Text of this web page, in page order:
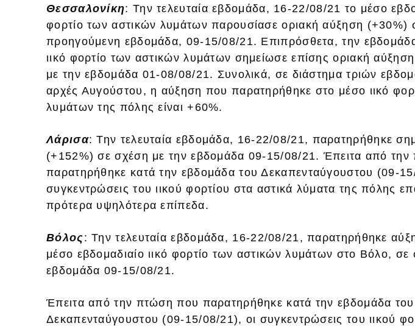
Θεσσαλονίκη: Την τελευταία εβδομάδα, 16-22/08/21 το μέσο
φορτίο των αστικών λυμάτων παρουσίασε οριακή αύξηση (+30%)
προηγούμενη εβδομάδα, 09-15/08/21. Επιπρόσθετα, την
ιικό φορτίο των αστικών λυμάτων σημείωσε επίσης οριακή
με την εβδομάδα 01-08/08/21. Συνολικά, σε διάστημα τριών
αρχές Αυγούστου, η αύξηση που παρατηρήθηκε στο μέσο ιικό
λυμάτων της πόλης είναι +60%.
Λάρισα: Την τελευταία εβδομάδα, 16-22/08/21, παρατηρήθηκε
(+152%) σε σχέση με την εβδομάδα 09-15/08/21. Έπειτα από
παρατηρήθηκε κατά την εβδομάδα του Δεκαπενταύγουστου (09-
συγκεντρώσεις του ιικού φορτίου στα αστικά λύματα της πόλης
πρότερα υψηλότερα επίπεδα.
Βόλος: Την τελευταία εβδομάδα, 16-22/08/21, παρατηρήθηκε
μέσο εβδομαδιαίο ιικό φορτίο των αστικών λυμάτων στο Βόλο, σε
εβδομάδα 09-15/08/21.
Έπειτα από την πτώση που παρατηρήθηκε κατά την εβδομάδα του
Δεκαπενταύγουστου (09-15/08/21), οι συγκεντρώσεις του ιικού